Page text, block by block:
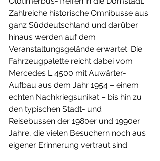
Zahlreiche historische Omnibusse aus
ganz Süddeutschland und darüber
hinaus werden auf dem
Veranstaltungsgelände erwartet. Die
Fahrzeugpalette reicht dabei vom
Mercedes L 4500 mit Auwärter-
Aufbau aus dem Jahr 1954 – einem
echten Nachkriegsunikat – bis hin zu
den typischen Stadt- und
Reisebussen der 1980er und 1990er
Jahre, die vielen Besuchern noch aus
eigener Erinnerung vertraut sind.